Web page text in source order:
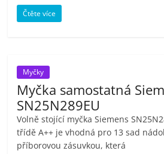
Čtěte více
Myčky
Myčka samostatná
SN25N289EU
Volně stojící myčka Siemens
třídě A++ je vhodná pro 13 sad
příborovou zásuvkou, která